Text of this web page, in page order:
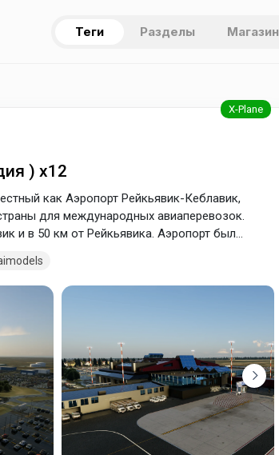
Теги Разделы Магазин
) x12
как Аэропорт Рейкьявик-Кеблавик,
для международных авиаперевозок.
и в 50 км от Рейкьявика. Аэропорт был
на севере. Военно-воздушным силам
способный принимать тяжёлые